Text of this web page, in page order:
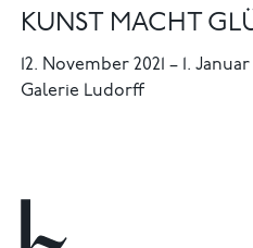
KUNST MACHT
12. November 2021– 1.
Galerie Ludorff